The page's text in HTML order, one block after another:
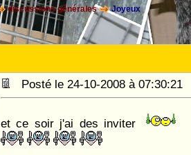
discussions générales
Joyeux
Posté le 24-10-2008 à
et ce soir j'ai des inviter